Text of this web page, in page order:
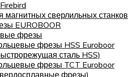
магнитных сверлильных станков
EUROBOOR
фрезы
фрезы HSS Euroboor
сталь HSS)
фрезы TCT Euroboor
фрезы)